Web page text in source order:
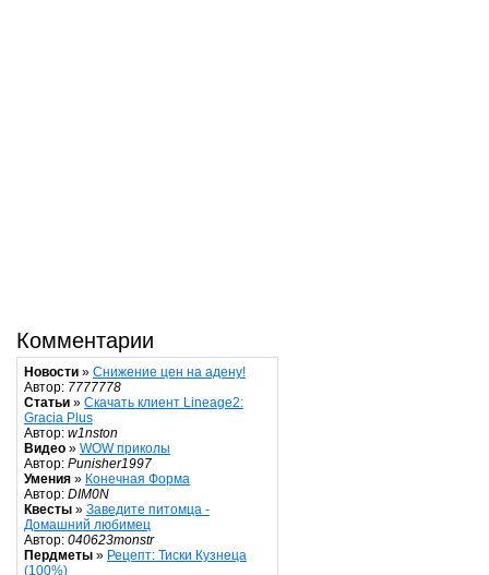
Комментарии
Новости » Снижение цен на адену!
Автор: 7777778
Статьи » Скачать клиент Lineage2:
Gracia Plus
Автор: w1nston
Видео » WOW приколы
Автор: Punisher1997
Умения » Конечная Форма
Автор: DIM0N
Квесты » Заведите питомца -
Домашний любимец
Автор: 040623monstr
Пердметы » Рецепт: Тиски Кузнеца
(100%)